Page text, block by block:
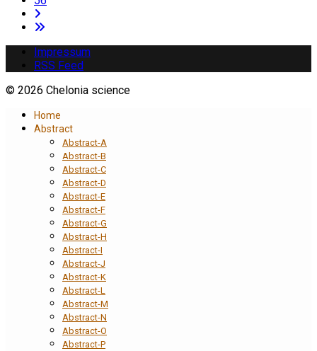
Impressum
RSS Feed
© 2026 Chelonia science
Home
Abstract
Abstract-A
Abstract-B
Abstract-C
Abstract-D
Abstract-E
Abstract-F
Abstract-G
Abstract-H
Abstract-I
Abstract-J
Abstract-K
Abstract-L
Abstract-M
Abstract-N
Abstract-O
Abstract-P